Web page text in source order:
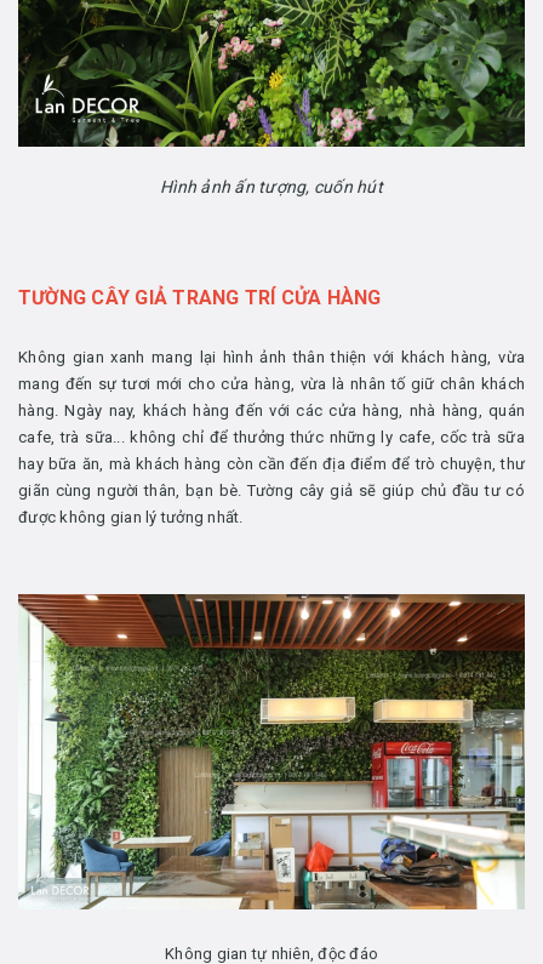
Hình ảnh ấn tượng, cuốn hút
TƯỜNG CÂY GIẢ TRANG TRÍ CỬA HÀNG
Không gian xanh mang lại hình ảnh thân thiện với khách hàng, vừa
mang đến sự tươi mới cho cửa hàng, vừa là nhân tố giữ chân khách
hàng. Ngày nay, khách hàng đến với các cửa hàng, nhà hàng, quán
cafe, trà sữa... không chỉ để thưởng thức những ly cafe, cốc trà sữa
hay bữa ăn, mà khách hàng còn cần đến địa điểm để trò chuyện, thư
giãn cùng người thân, bạn bè. Tường cây giả sẽ giúp chủ đầu tư có
được không gian lý tưởng nhất.
Không gian tự nhiên, độc đáo